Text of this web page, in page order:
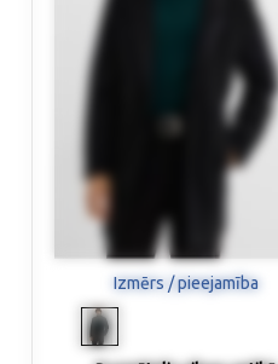
Izmērs / pieejamība